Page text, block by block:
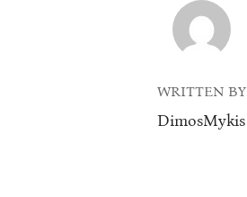
POST AUTHOR
WRITTEN BY
DimosMykis